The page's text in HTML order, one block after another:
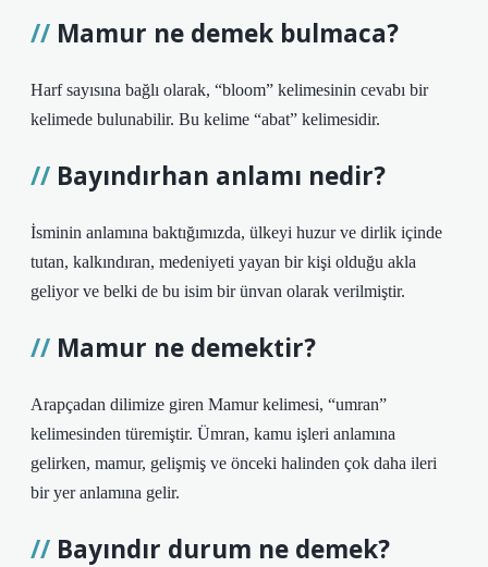
Mamur ne demek bulmaca?
Harf sayısına bağlı olarak, “bloom” kelimesinin cevabı bir
kelimede bulunabilir. Bu kelime “abat” kelimesidir.
Bayındırhan anlamı nedir?
İsminin anlamına baktığımızda, ülkeyi huzur ve dirlik içinde
tutan, kalkındıran, medeniyeti yayan bir kişi olduğu akla
geliyor ve belki de bu isim bir ünvan olarak verilmiştir.
Mamur ne demektir?
Arapçadan dilimize giren Mamur kelimesi, “umran”
kelimesinden türemiştir. Ümran, kamu işleri anlamına
gelirken, mamur, gelişmiş ve önceki halinden çok daha ileri
bir yer anlamına gelir.
Bayındır durum ne demek?